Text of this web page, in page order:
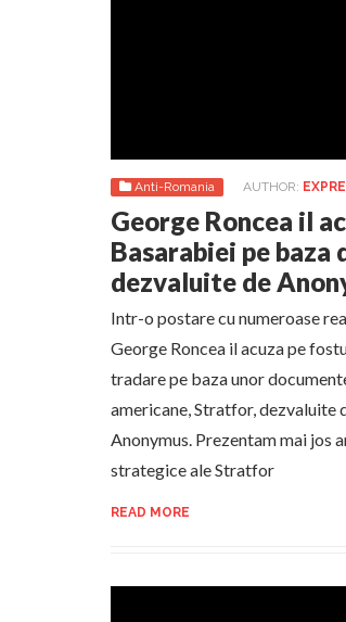
Anti-Romania AUTHOR:
George Roncea il
Basarabiei pe
dezvaluite de
Intr-o postare cu numeroase
George Roncea il acuza pe
tradare pe baza unor
americane, Stratfor,
Anonymus. Prezentam mai jos
strategice ale Stratfor
READ MORE